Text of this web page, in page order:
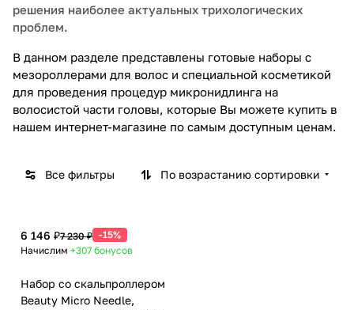
решения наиболее актуальных трихологических
проблем.
В данном разделе представлены готовые наборы с
мезороллерами для волос и специальной косметикой
для проведения процедур микронидлинга на
волосистой части головы, которые Вы можете купить в
нашем интернет-магазине по самым доступным ценам.
Все фильтры По возрастанию сортировки
6 146 ₽7 230 ₽ -15%
Начислим +307 бонусов
Набор со скальпроллером
Beauty Micro Needle,